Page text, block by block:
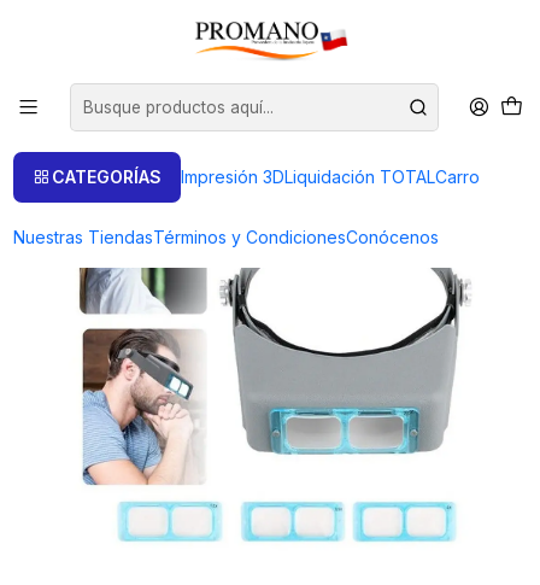
CATEGORÍAS Impresión 3DLiquidación TOTALCarro
Nuestras TiendasTérminos y CondicionesConócenos
Inicio Lentes Lupas
OPTIVISOR 4 LENTES 2.5+3.5 + 2.0+1.5 MM IMP. R.P.C